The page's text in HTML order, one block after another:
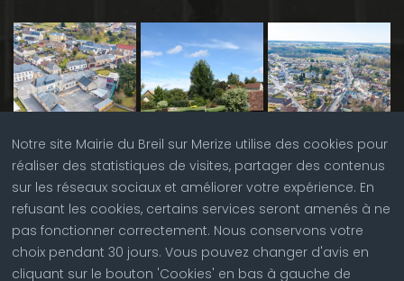
Notre site Mairie du Breil sur Merize utilise des cookies pour
réaliser des statistiques de visites, partager des contenus
sur les réseaux sociaux et améliorer votre expérience. En
refusant les cookies, certains services seront amenés à ne
pas fonctionner correctement. Nous conservons votre
choix pendant 30 jours. Vous pouvez changer d'avis en
cliquant sur le bouton 'Cookies' en bas à gauche de